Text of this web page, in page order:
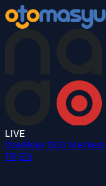
LIVE
Özellikler SEO Merkezi
TR EN